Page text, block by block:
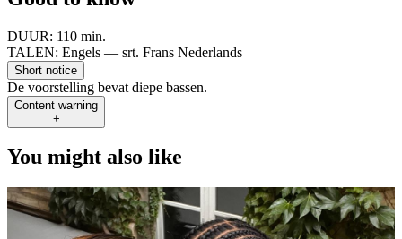
DUUR: 110 min.
TALEN: Engels — srt. Frans Nederlands
Short notice
De voorstelling bevat diepe bassen.
Content warning
+
You might also like